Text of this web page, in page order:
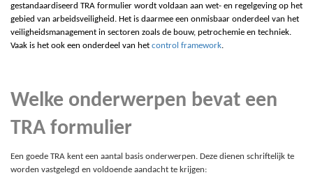
gestandaardiseerd TRA formulier wordt voldaan aan wet- en regelgeving op het
gebied van arbeidsveiligheid. Het is daarmee een onmisbaar onderdeel van het
veiligheidsmanagement in sectoren zoals de bouw, petrochemie en techniek.
Vaak is het ook een onderdeel van het control framework.
Welke onderwerpen bevat een
TRA formulier
Een goede TRA kent een aantal basis onderwerpen. Deze dienen schriftelijk te
worden vastgelegd en voldoende aandacht te krijgen: